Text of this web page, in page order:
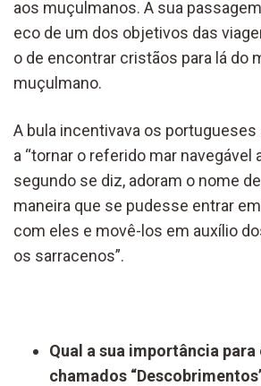
aos muçulmanos. A sua
eco de um dos objetivos das
o de encontrar cristãos para lá do
muçulmano.
A bula incentivava os portugueses
a “tornar o referido mar navegável
segundo se diz, adoram o nome
maneira que se pudesse entrar
com eles e movê-los em auxílio
os sarracenos”.
Qual a sua importância
chamados